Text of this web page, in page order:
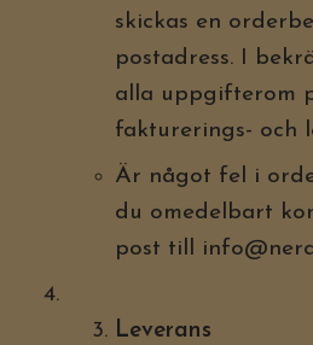
skickas en
postadress. I
alla uppgifterom
fakturerings- och
Är något fel i
du omedelbart
post till
Leverans